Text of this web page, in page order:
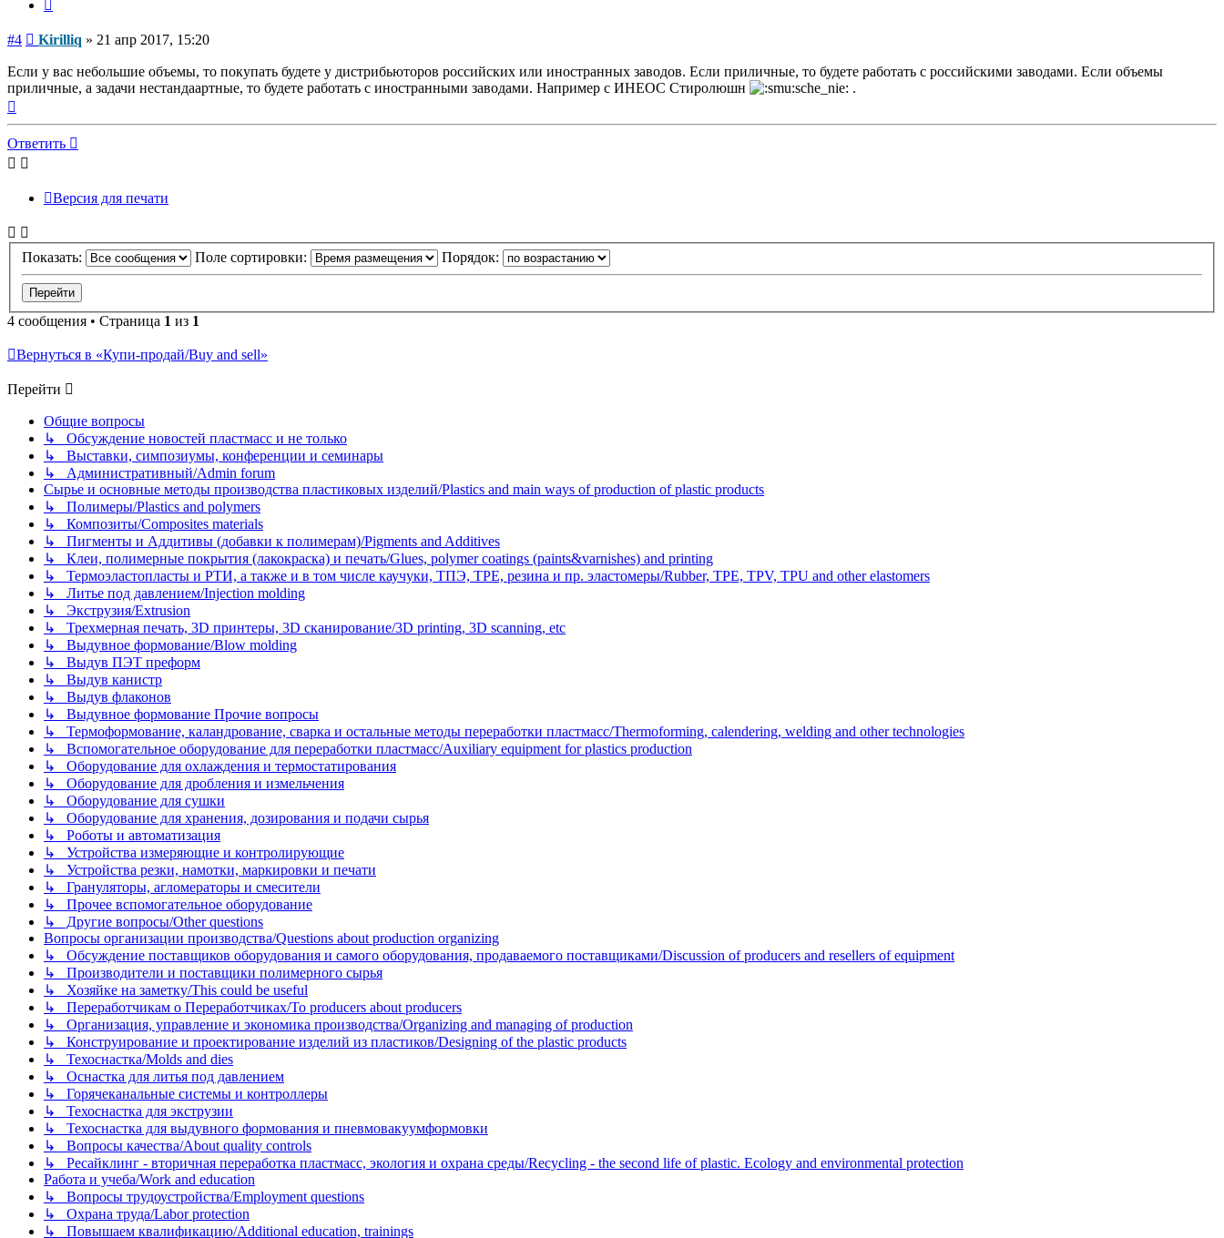
#4 Сообщение
Kirilliq » 21 апр 2017, 15:20
Если у вас небольшие объемы, то покупать будете у дистрибьюторов российских или иностранных заводов. Если приличные, то будете работать с российскими заводами. Если объемы
приличные, а задачи нестандаартные, то будете работать с иностранными заводами. Например с ИНЕОС Стиролюшн
.
началу
Ответить
Версия для печати
Показать: Поле сортировки: Порядок:
4 сообщения • Страница 1 из 1
Вернуться в «Купи-продай/Buy and sell»
Перейти
Общие вопросы
↳ Обсуждение новостей пластмасс и не только
↳ Выставки, симпозиумы, конференции и семинары
↳ Административный/Admin forum
Сырье и основные методы производства пластиковых изделий/Plastics and main ways of production of plastic products
↳ Полимеры/Plastics and polymers
↳ Композиты/Сomposites materials
↳ Пигменты и Аддитивы (добавки к полимерам)/Pigments and Additives
↳ Клеи, полимерные покрытия (лакокраска) и печать/Glues, polymer coatings (paints&varnishes) and printing
↳ Термоэластопласты и РТИ, а также и в том числе каучуки, ТПЭ, TPE, резина и пр. эластомеры/Rubber, TPE, TPV, TPU and other elastomers
↳ Литье под давлением/Injection molding
↳ Экструзия/Extrusion
↳ Трехмерная печать, 3D принтеры, 3D сканирование/3D printing, 3D scanning, etc
↳ Выдувное формование/Blow molding
↳ Выдув ПЭТ преформ
↳ Выдув канистр
↳ Выдув флаконов
↳ Выдувное формование Прочие вопросы
↳ Термоформование, каландрование, сварка и остальные методы переработки пластмасс/Thermoforming, calendering, welding and other technologies
↳ Вспомогательное оборудование для переработки пластмасс/Auxiliary equipment for plastics production
↳ Оборудование для охлаждения и термостатирования
↳ Оборудование для дробления и измельчения
↳ Оборудование для сушки
↳ Оборудование для хранения, дозирования и подачи сырья
↳ Роботы и автоматизация
↳ Устройства измеряющие и контролирующие
↳ Устройства резки, намотки, маркировки и печати
↳ Грануляторы, агломераторы и смесители
↳ Прочее вспомогательное оборудование
↳ Другие вопросы/Other questions
Вопросы организации производства/Questions about production organizing
↳ Обсуждение поставщиков оборудования и самого оборудования, продаваемого поставщиками/Discussion of producers and resellers of equipment
↳ Производители и поставщики полимерного сырья
↳ Хозяйке на заметку/This could be useful
↳ Переработчикам о Переработчиках/To producers about producers
↳ Организация, управление и экономика производства/Organizing and managing of production
↳ Конструирование и проектирование изделий из пластиков/Designing of the plastic products
↳ Техоснастка/Molds and dies
↳ Оснастка для литья под давлением
↳ Горячеканальные системы и контроллеры
↳ Техоснастка для экструзии
↳ Техоснастка для выдувного формования и пневмовакуумформовки
↳ Вопросы качества/About quality controls
↳ Ресайклинг - вторичная переработка пластмасс, экология и охрана среды/Recycling - the second life of plastic. Ecology and environmental protection
Работа и учеба/Work and education
↳ Вопросы трудоустройства/Employment questions
↳ Охрана труда/Labor protection
↳ Повышаем квалификацию/Additional education, trainings